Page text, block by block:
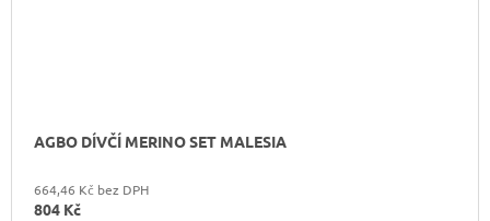
AGBO DÍVČÍ MERINO SET MALESIA
664,46 Kč bez DPH
804 Kč